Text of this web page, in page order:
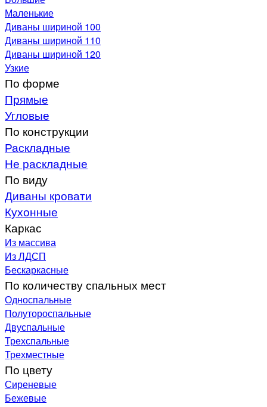
Маленькие
Диваны шириной 100
Диваны шириной 110
Диваны шириной 120
Узкие
По форме
Прямые
Угловые
По конструкции
Раскладные
Не раскладные
По виду
Диваны кровати
Кухонные
Каркас
Из массива
Из ЛДСП
Бескаркасные
По количеству спальных мест
Односпальные
Полутороспальные
Двуспальные
Трехспальные
Трехместные
По цвету
Сиреневые
Бежевые